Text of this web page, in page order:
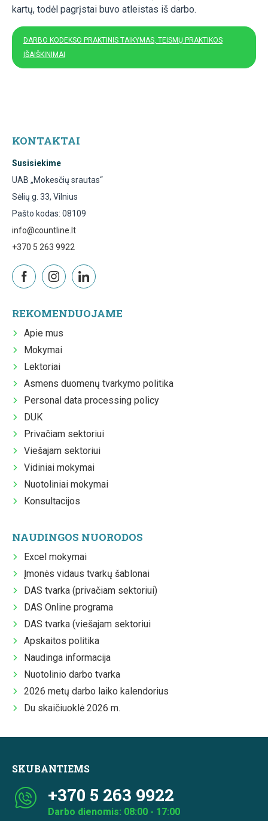
kartų, todėl pagrįstai buvo atleistas iš darbo.
DARBO KODEKSO PRAKTINIS TAIKYMAS, TEISMŲ PRAKTIKOS
IŠAIŠKINIMAI
KONTAKTAI
Susisiekime
UAB „Mokesčių srautas“
Sėlių g. 33, Vilnius
Pašto kodas: 08109
info@countline.lt
+370 5 263 9922
REKOMENDUOJAME
Apie mus
Mokymai
Lektoriai
Asmens duomenų tvarkymo politika
Personal data processing policy
DUK
Privačiam sektoriui
Viešajam sektoriui
Vidiniai mokymai
Nuotoliniai mokymai
Konsultacijos
NAUDINGOS NUORODOS
Excel mokymai
Įmonės vidaus tvarkų šablonai
DAS tvarka (privačiam sektoriui)
DAS Online programa
DAS tvarka (viešajam sektoriui
Apskaitos politika
Naudinga informacija
Nuotolinio darbo tvarka
2026 metų darbo laiko kalendorius
Du skaičiuoklė 2026 m.
SKUBANTIEMS
+370 5 263 9922
Darbo dienomis: 08:00 - 17:00